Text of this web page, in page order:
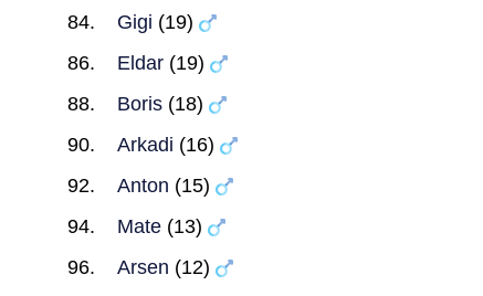
Gigi (19)
Eldar(19)
Boris(18)
Arkadi (16)
Anton (15)
Mate(13)
Arsen (12)